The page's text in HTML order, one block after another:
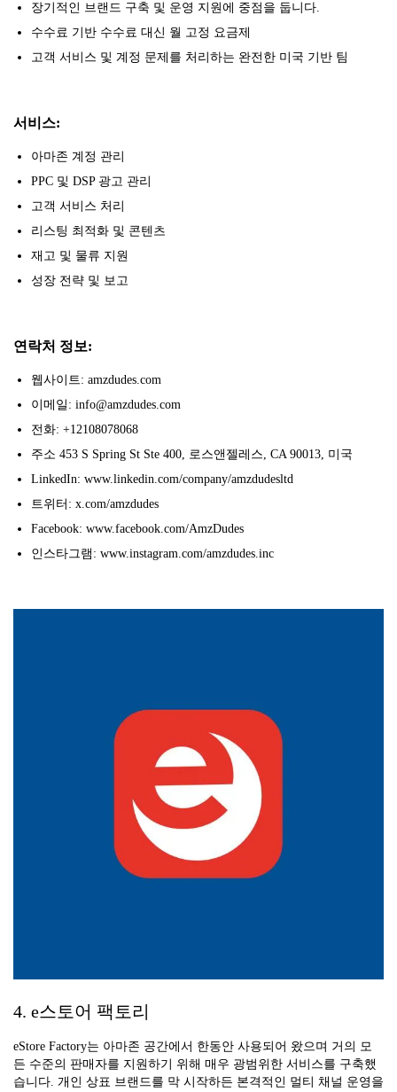
장기적인 브랜드 구축 및 운영 지원에 중점을 둡니다.
수수료 기반 수수료 대신 월 고정 요금제
고객 서비스 및 계정 문제를 처리하는 완전한 미국 기반 팀
서비스:
아마존 계정 관리
PPC 및 DSP 광고 관리
고객 서비스 처리
리스팅 최적화 및 콘텐츠
재고 및 물류 지원
성장 전략 및 보고
연락처 정보:
웹사이트: amzdudes.com
이메일: info@amzdudes.com
전화: +12108078068
주소 453 S Spring St Ste 400, 로스앤젤레스, CA 90013, 미국
LinkedIn: www.linkedin.com/company/amzdudesltd
트위터: x.com/amzdudes
Facebook: www.facebook.com/AmzDudes
인스타그램: www.instagram.com/amzdudes.inc
4. e스토어 팩토리
eStore Factory는 아마존 공간에서 한동안 사용되어 왔으며 거의 모
든 수준의 판매자를 지원하기 위해 매우 광범위한 서비스를 구축했
습니다. 개인 상표 브랜드를 막 시작하든 본격적인 멀티 채널 운영을